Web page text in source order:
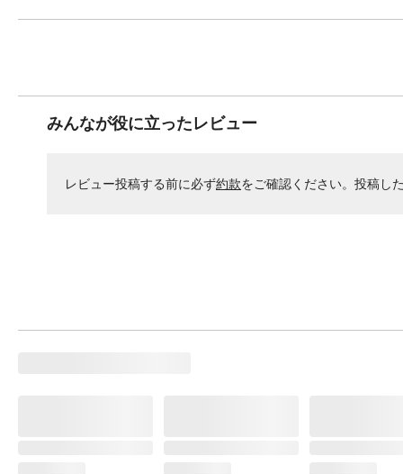
みんなが役に立ったレビュー
レビュー投稿する前に必ず約款をご確認ください。投稿し